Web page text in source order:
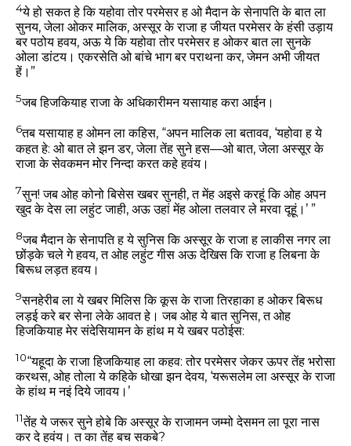
4ये हो सकत हे कि यहोवा तोर परमेसर ह ओ मैदान के सेनापति के बात ला
सुनय, जेला ओकर मालिक, अस्सूर के राजा ह जीयत परमेसर के हंसी उड़ाय
बर पठोय हवय, अऊ ये कि यहोवा तोर परमेसर ह ओकर बात ला सुनके
ओला डांटय। एकरसेति ओ बांचे भाग बर पराथना कर, जेमन अभी जीयत
हें।”
5जब हिजकियाह राजा के अधिकारीमन यसायाह करा आईन।
6तब यसायाह ह ओमन ला कहिस, “अपन मालिक ला बतावव, ‘यहोवा ह ये
कहत हे: ओ बात ले झन डर, जेला तेंह सुने हस—ओ बात, जेला अस्सूर के
राजा के सेवकमन मोर निन्दा करत कहे हवंय।
7सुन! जब ओह कोनो बिसेस खबर सुनही, त मेंह अइसे करहूं कि ओह अपन
खुद के देस ला लहुंट जाही, अऊ उहां मेंह ओला तलवार ले मरवा दूहूं।’ ”
8जब मैदान के सेनापति ह ये सुनिस कि अस्सूर के राजा ह लाकीस नगर ला
छोंड़के चले गे हवय, त ओह लहुंट गीस अऊ देखिस कि राजा ह लिबना के
बिरूध लड़त हवय।
9सनहेरीब ला ये खबर मिलिस कि कूस के राजा तिरहाका ह ओकर बिरूध
लड़ई करे बर सेना लेके आवत हे। जब ओह ये बात सुनिस, त ओह
हिजकियाह मेर संदेसियामन के हांथ म ये खबर पठोईस:
10“यहूदा के राजा हिजकियाह ला कहव: तोर परमेसर जेकर ऊपर तेंह भरोसा
करथस, ओह तोला ये कहिके धोखा झन देवय, ‘यरूसलेम ला अस्सूर के राजा
के हांथ म नइं दिये जावय।’
11तेंह ये जरूर सुने होबे कि अस्सूर के राजामन जम्मो देसमन ला पूरा नास
कर दे हवंय। त का तेंह बच सकबे?